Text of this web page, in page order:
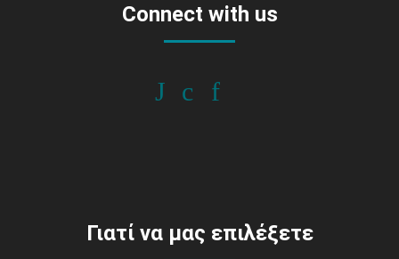
Connect with us
Γιατί να μας επιλέξετε